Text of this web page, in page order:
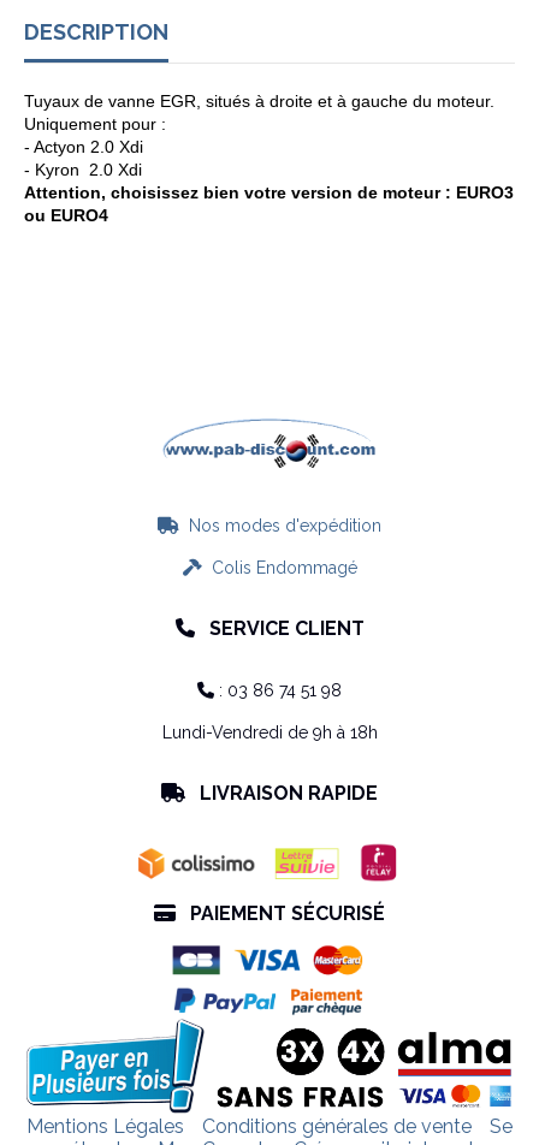
DESCRIPTION
Tuyaux de vanne EGR, situés à droite et à gauche du moteur.
Uniquement pour :
- Actyon 2.0 Xdi
- Kyron 2.0 Xdi
Attention, choisissez bien votre version de moteur : EURO3
ou EURO4
 Nos modes d'expédition
Colis Endommagé
 SERVICE CLIENT
 : 03 86 74 51 98
Lundi-Vendredi de 9h à 18h
 LIVRAISON RAPIDE
 PAIEMENT SÉCURISÉ
Mentions Légales Conditions générales de vente
Se